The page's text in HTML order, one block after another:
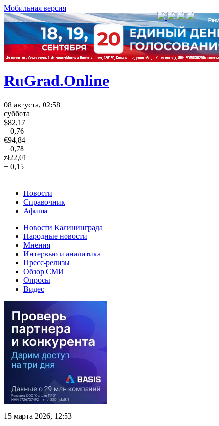
Мобильная версия
RuGrad.Online
08 августа, 02:58
суббота
$82,17
+ 0,76
€94,84
+ 0,78
zł22,01
+ 0,15
Новости
Справочник
Афиша
Новости Калининграда
Народные новости
Мнения
Интервью и аналитика
Пресс-релизы
Обзор СМИ
Опросы
Видео
15 марта 2026, 12:53